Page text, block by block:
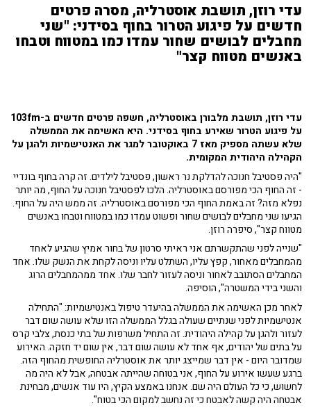
עדי רוזן, תושבת אוסטרליה, מסרה פרטים
חדשים על פיגוע הטרור בחוף בסידני: "שני
מחבלים לבושים שחור עמדו כמו במטווח וטבחו
באנשים מטווח קצר"
עדי רוזן, תושבת מלבורן באוסטרליה, חשפה פרטים חדשים ב-103fm
על פיגוע הטרור שאירע בחוף בסידני. היא האשימה את הממשלה
שלא עשתה מספיק מאז 7 באוקטובר למגר את האנטישמיות ולהגן על
הקהילה היהודית המקומית.
"היה פסטיבל חנוכה להדלקת נר ראשון, פסטיבל לילדים. זה קרה בחוף בונדיי
- זה החוף הכי מפורסם באוסטרליה. הלכו לפסטיבל חנוכה על החוף, מה יותר
נפלא מזה? זה באמת החוף הכי מפורסם באוסטרליה. זה ממש היה על החוף.
הגיעו שני מחבלים לבושים שחור ופשוט עמדו כמו במטווח וטבחו באנשים
מטווח קצר", סיפרה רוזן.
"שנייה לפני שהתקשרתם אני ראיתי סרטון של בחור אמיץ שהגיע לאחד
מהמחבלים מאחור, קפץ עליו, השתלט עליו וניסה לקחת את הנשק שלו. אחד
המחבלים הסתובב לאחור וניסה לעזור לחבר שלו. אחד ממהמחבלים הרוג
והשני בידי המשטרה", הוסיפה.
לאחר מכן האשימה את הממשלה בהיעדר טיפול באנטישמיות: "התחילה
אנטישמיות לפני שנתיים שעולה בגלל הממשלה הזו שלא עושה שום דבר
לעזור ולהגן על קהילה היהודית. זה התחיל משרפות של בתי כנסת, צלבי קרס
על בתים של יהודים, אף אחד לא עושה שום דבר, אין שום יד חזקה. האירוע
שמדובר היום - אין דבר שמייצג יותר את אוסטרליה החופשית מהחוף הזה.
ברגע שעשו אירוע על החוף, אני בטוחה שהייתה אבטחה, אבל לא היה מה
לחשוש, כי כל העולם היה שם. אנחנו באמצע הקיץ, היו עוד אנשים, מבחינת
אבטחה היה קשה לאבטח כי זה נחשב למקום הכי בטוח".